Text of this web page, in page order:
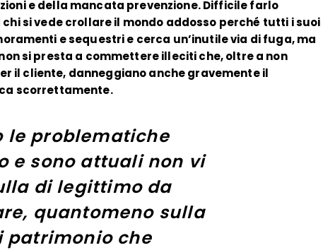
e della mancata prevenzione. Difficile farlo
si vede crollare il mondo addosso perché tutti i suoi
e sequestri e cerca un’inutile via di fuga, ma
si presta a commettere illeciti che, oltre a non
il cliente, danneggiano anche gravemente il
scorrettamente.
le problematiche
e sono attuali non vi
di legittimo da
quantomeno sulla
patrimonio che